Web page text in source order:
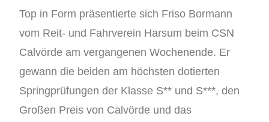
Top in Form präsentierte sich Friso Bormann
vom Reit- und Fahrverein Harsum beim CSN
Calvörde am vergangenen Wochenende. Er
gewann die beiden am höchsten dotierten
Springprüfungen der Klasse S** und S***, den
Großen Preis von Calvörde und das